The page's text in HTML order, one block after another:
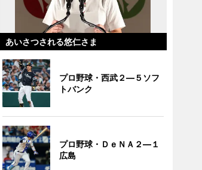
あいさつされる悠仁さま
プロ野球・西武２―５ソフ
トバンク
プロ野球・ＤｅＮＡ２―１
広島